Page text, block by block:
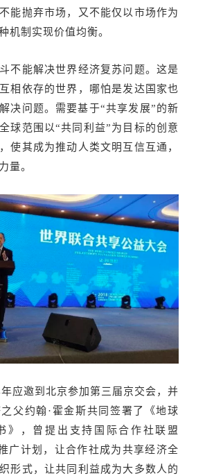
能抛弃市场，又不能仅以市场作为
机制实现价值均衡。
不能解决世界经济复苏问题。这是
相依存的世界，哪怕是发达国家也
决问题。需要基于“共享发展”的新
球范围以“共同利益”为目标的创意
使其成为推动人类文明互信互通，
量。
应邀到北京参加第三届京交会，并
父约翰·霍金斯共同签署了《地球
》，曾提出支持国际合作社联盟
广计划，让合作社成为共享经济全
形式，让共同利益成为大多数人的